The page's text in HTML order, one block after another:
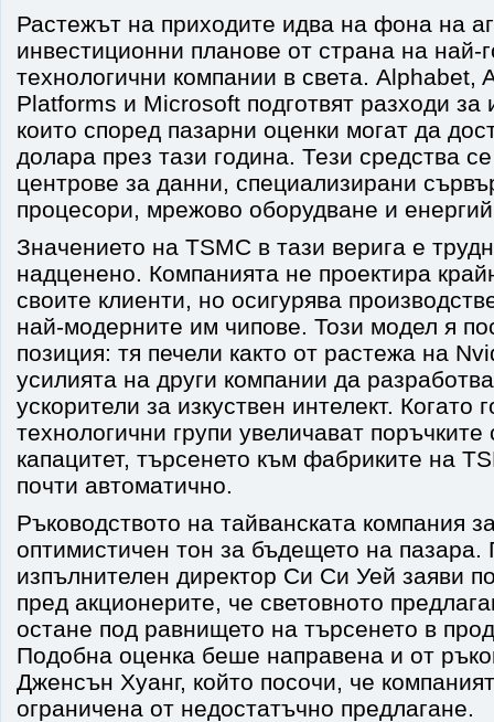
Растежът на приходите идва на фона на
инвестиционни планове от страна на най-
технологични компании в света. Alphabet,
Platforms и Microsoft подготвят разходи за
които според пазарни оценки могат да
долара през тази година. Тези средства
центрове за данни, специализирани
процесори, мрежово оборудване и
Значението на TSMC в тази верига е
надценено. Компанията не проектира
своите клиенти, но осигурява
най-модерните им чипове. Този модел я
позиция: тя печели както от растежа на
усилията на други компании да
ускорители за изкуствен интелект. Когато
технологични групи увеличават поръчките
капацитет, търсенето към фабриките на
почти автоматично.
Ръководството на тайванската компания
оптимистичен тон за бъдещето на пазара.
изпълнителен директор Си Си Уей заяви
пред акционерите, че световното
остане под равнището на търсенето в
Подобна оценка беше направена и от
Дженсън Хуанг, който посочи, че
ограничена от недостатъчно предлагане.